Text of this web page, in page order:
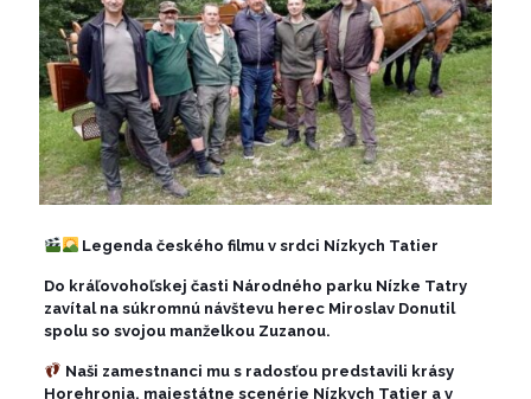
Legenda českého filmu v srdci Nízkych Tatier
Do kráľovohoľskej časti Národného parku Nízke Tatry
zavítal na súkromnú návštevu herec Miroslav Donutil
spolu so svojou manželkou Zuzanou.
Naši zamestnanci mu s radosťou predstavili krásy
Horehronia, majestátne scenérie Nízkych Tatier a v